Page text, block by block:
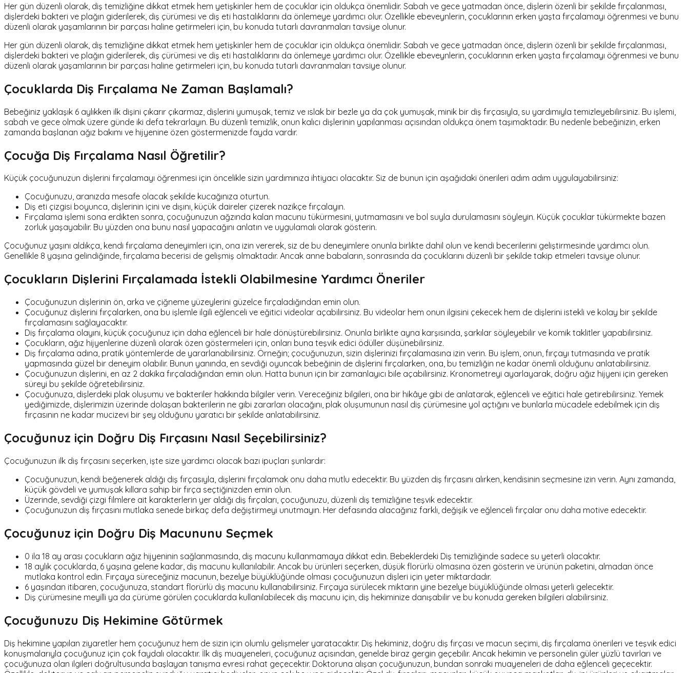
Her gün düzenli olarak, diş temizliğine dikkat etmek hem yetişkinler hem de çocuklar için oldukça önemlidir. Sabah ve gece yatmadan önce, dişlerin özenli bir şekilde fırçalanması,
dişlerdeki bakteri ve plağın giderilerek, diş çürümesi ve diş eti hastalıklarını da önlemeye yardımcı olur. Özellikle ebeveynlerin, çocuklarının erken yaşta fırçalamayı öğrenmesi ve bunu
düzenli olarak yaşamlarının bir parçası haline getirmeleri için, bu konuda tutarlı davranmaları tavsiye olunur.
Her gün düzenli olarak, diş temizliğine dikkat etmek hem yetişkinler hem de çocuklar için oldukça önemlidir. Sabah ve gece yatmadan önce, dişlerin özenli bir şekilde fırçalanması,
dişlerdeki bakteri ve plağın giderilerek, diş çürümesi ve diş eti hastalıklarını da önlemeye yardımcı olur. Özellikle ebeveynlerin, çocuklarının erken yaşta fırçalamayı öğrenmesi ve bunu
düzenli olarak yaşamlarının bir parçası haline getirmeleri için, bu konuda tutarlı davranmaları tavsiye olunur.
Çocuklarda Diş Fırçalama Ne Zaman Başlamalı?
Bebeğiniz yaklaşık 6 aylıkken ilk dişini çıkarır çıkarmaz, dişlerini yumuşak, temiz ve ıslak bir bezle ya da çok yumuşak, minik bir diş fırçasıyla, su yardımıyla temizleyebilirsiniz. Bu işlemi,
sabah ve gece olmak üzere günde iki defa tekrarlayın. Bu düzenli temizlik, onun kalıcı dişlerinin yapılanması açısından oldukça önem taşımaktadır. Bu nedenle bebeğinizin, erken
zamanda başlanan ağız bakımı ve hijyenine özen göstermenizde fayda vardır.
Çocuğa Diş Fırçalama Nasıl Öğretilir?
Küçük çocuğunuzun dişlerini fırçalamayı öğrenmesi için öncelikle sizin yardımınıza ihtiyacı olacaktır. Siz de bunun için aşağıdaki önerileri adım adım uygulayabilirsiniz:
Çocuğunuzu, aranızda mesafe olacak şekilde kucağınıza oturtun.
Diş eti çizgisi boyunca, dişlerinin içini ve dışını, küçük daireler çizerek nazikçe fırçalayın.
Fırçalama işlemi sona erdikten sonra, çocuğunuzun ağzında kalan macunu tükürmesini, yutmamasını ve bol suyla durulamasını söyleyin. Küçük çocuklar tükürmekte bazen
zorluk yaşayabilir. Bu yüzden ona bunu nasıl yapacağını anlatın ve uygulamalı olarak gösterin.
Çocuğunuz yaşını aldıkça, kendi fırçalama deneyimleri için, ona izin vererek, siz de bu deneyimlere onunla birlikte dahil olun ve kendi becerilerini geliştirmesinde yardımcı olun.
Genellikle 8 yaşına gelindiğinde, fırçalama becerisi de gelişmiş olmaktadır. Ancak anne babaların, sonrasında da çocuklarını düzenli bir şekilde takip etmeleri tavsiye olunur.
Çocukların Dişlerini Fırçalamada İstekli Olabilmesine Yardımcı Öneriler
Çocuğunuzun dişlerinin ön, arka ve çiğneme yüzeylerini güzelce fırçaladığından emin olun.
Çocuğunuz dişlerini fırçalarken, ona bu işlemle ilgili eğlenceli ve eğitici videolar açabilirsiniz. Bu videolar hem onun ilgisini çekecek hem de dişlerini istekli ve kolay bir şekilde
fırçalamasını sağlayacaktır.
Diş fırçalama olayını, küçük çocuğunuz için daha eğlenceli bir hale dönüştürebilirsiniz. Onunla birlikte ayna karşısında, şarkılar söyleyebilir ve komik taklitler yapabilirsiniz.
Çocukların, ağız hijyenlerine düzenli olarak özen göstermeleri için, onları buna teşvik edici ödüller düşünebilirsiniz.
Diş fırçalama adına, pratik yöntemlerde de yararlanabilirsiniz. Örneğin; çocuğunuzun, sizin dişlerinizi fırçalamasına izin verin. Bu işlem, onun, fırçayı tutmasında ve pratik
yapmasında güzel bir deneyim olabilir. Bunun yanında, en sevdiği oyuncak bebeğinin de dişlerini fırçalarken, ona, bu temizliğin ne kadar önemli olduğunu anlatabilirsiniz.
Çocuğunuzun dişlerini, en az 2 dakika fırçaladığından emin olun. Hatta bunun için bir zamanlayıcı bile açabilirsiniz. Kronometreyi ayarlayarak, doğru ağız hijyeni için gereken
süreyi bu şekilde öğretebilirsiniz.
Çocuğunuza, dişlerdeki plak oluşumu ve bakteriler hakkında bilgiler verin. Vereceğiniz bilgileri, ona bir hikâye gibi de anlatarak, eğlenceli ve eğitici hale getirebilirsiniz. Yemek
yediğimizde, dişlerimizin üzerinde dolaşan bakterilerin ne gibi zararları olacağını, plak oluşumunun nasıl diş çürümesine yol açtığını ve bunlarla mücadele edebilmek için diş
fırçasının ne kadar mucizevi bir şey olduğunu yaratıcı bir şekilde anlatabilirsiniz.
Çocuğunuz için Doğru Diş Fırçasını Nasıl Seçebilirsiniz?
Çocuğunuzun ilk diş fırçasını seçerken, işte size yardımcı olacak bazı ipuçları şunlardır:
Çocuğunuzun, kendi beğenerek aldığı diş fırçasıyla, dişlerini fırçalamak onu daha mutlu edecektir. Bu yüzden diş fırçasını alırken, kendisinin seçmesine izin verin. Aynı zamanda,
küçük gövdeli ve yumuşak kıllara sahip bir fırça seçtiğinizden emin olun.
Üzerinde, sevdiği çizgi filmlere ait karakterlerin yer aldığı diş fırçaları, çocuğunuzu, düzenli diş temizliğine teşvik edecektir.
Çocuğunuzun diş fırçasını mutlaka senede birkaç defa değiştirmeyi unutmayın. Her defasında alacağınız farklı, değişik ve eğlenceli fırçalar onu daha motive edecektir.
Çocuğunuz için Doğru Diş Macununu Seçmek
0 ila 18 ay arası çocukların ağız hijyeninin sağlanmasında, diş macunu kullanmamaya dikkat edin. Bebeklerdeki Diş temizliğinde sadece su yeterli olacaktır.
18 aylık çocuklarda, 6 yaşına gelene kadar, diş macunu kullanılabilir. Ancak bu ürünleri seçerken, düşük florürlü olmasına özen gösterin ve ürünün paketini, almadan önce
mutlaka kontrol edin. Fırçaya süreceğiniz macunun, bezelye büyüklüğünde olması çocuğunuzun dişleri için yeter miktardadır.
6 yaşından itibaren, çocuğunuza, standart florürlü diş macunu kullanabilirsiniz. Fırçaya sürülecek miktarın yine bezelye büyüklüğünde olması yeterli gelecektir.
Diş çürümesine meyilli ya da çürüme görülen çocuklarda kullanılabilecek diş macunu için, diş hekiminize danışabilir ve bu konuda gereken bilgileri alabilirsiniz.
Çocuğunuzu Diş Hekimine Götürmek
Diş hekimine yapılan ziyaretler hem çocuğunuz hem de sizin için olumlu gelişmeler yaratacaktır. Diş hekiminiz, doğru diş fırçası ve macun seçimi, diş fırçalama önerileri ve teşvik edici
konuşmalarıyla çocuğunuz için çok faydalı olacaktır. İlk diş muayeneleri, çocuğunuz açısından, genelde biraz gergin geçebilir. Ancak hekimin ve personelin güler yüzlü tavırları ve
çocuğunuza olan ilgileri doğrultusunda başlayan tanışma evresi rahat geçecektir. Doktoruna alışan çocuğunuzun, bundan sonraki muayeneleri de daha eğlenceli geçecektir.